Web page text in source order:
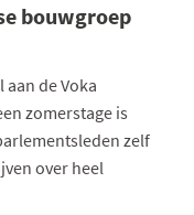
bouwgroep
de Voka
zomerstage is
zelf
over heel